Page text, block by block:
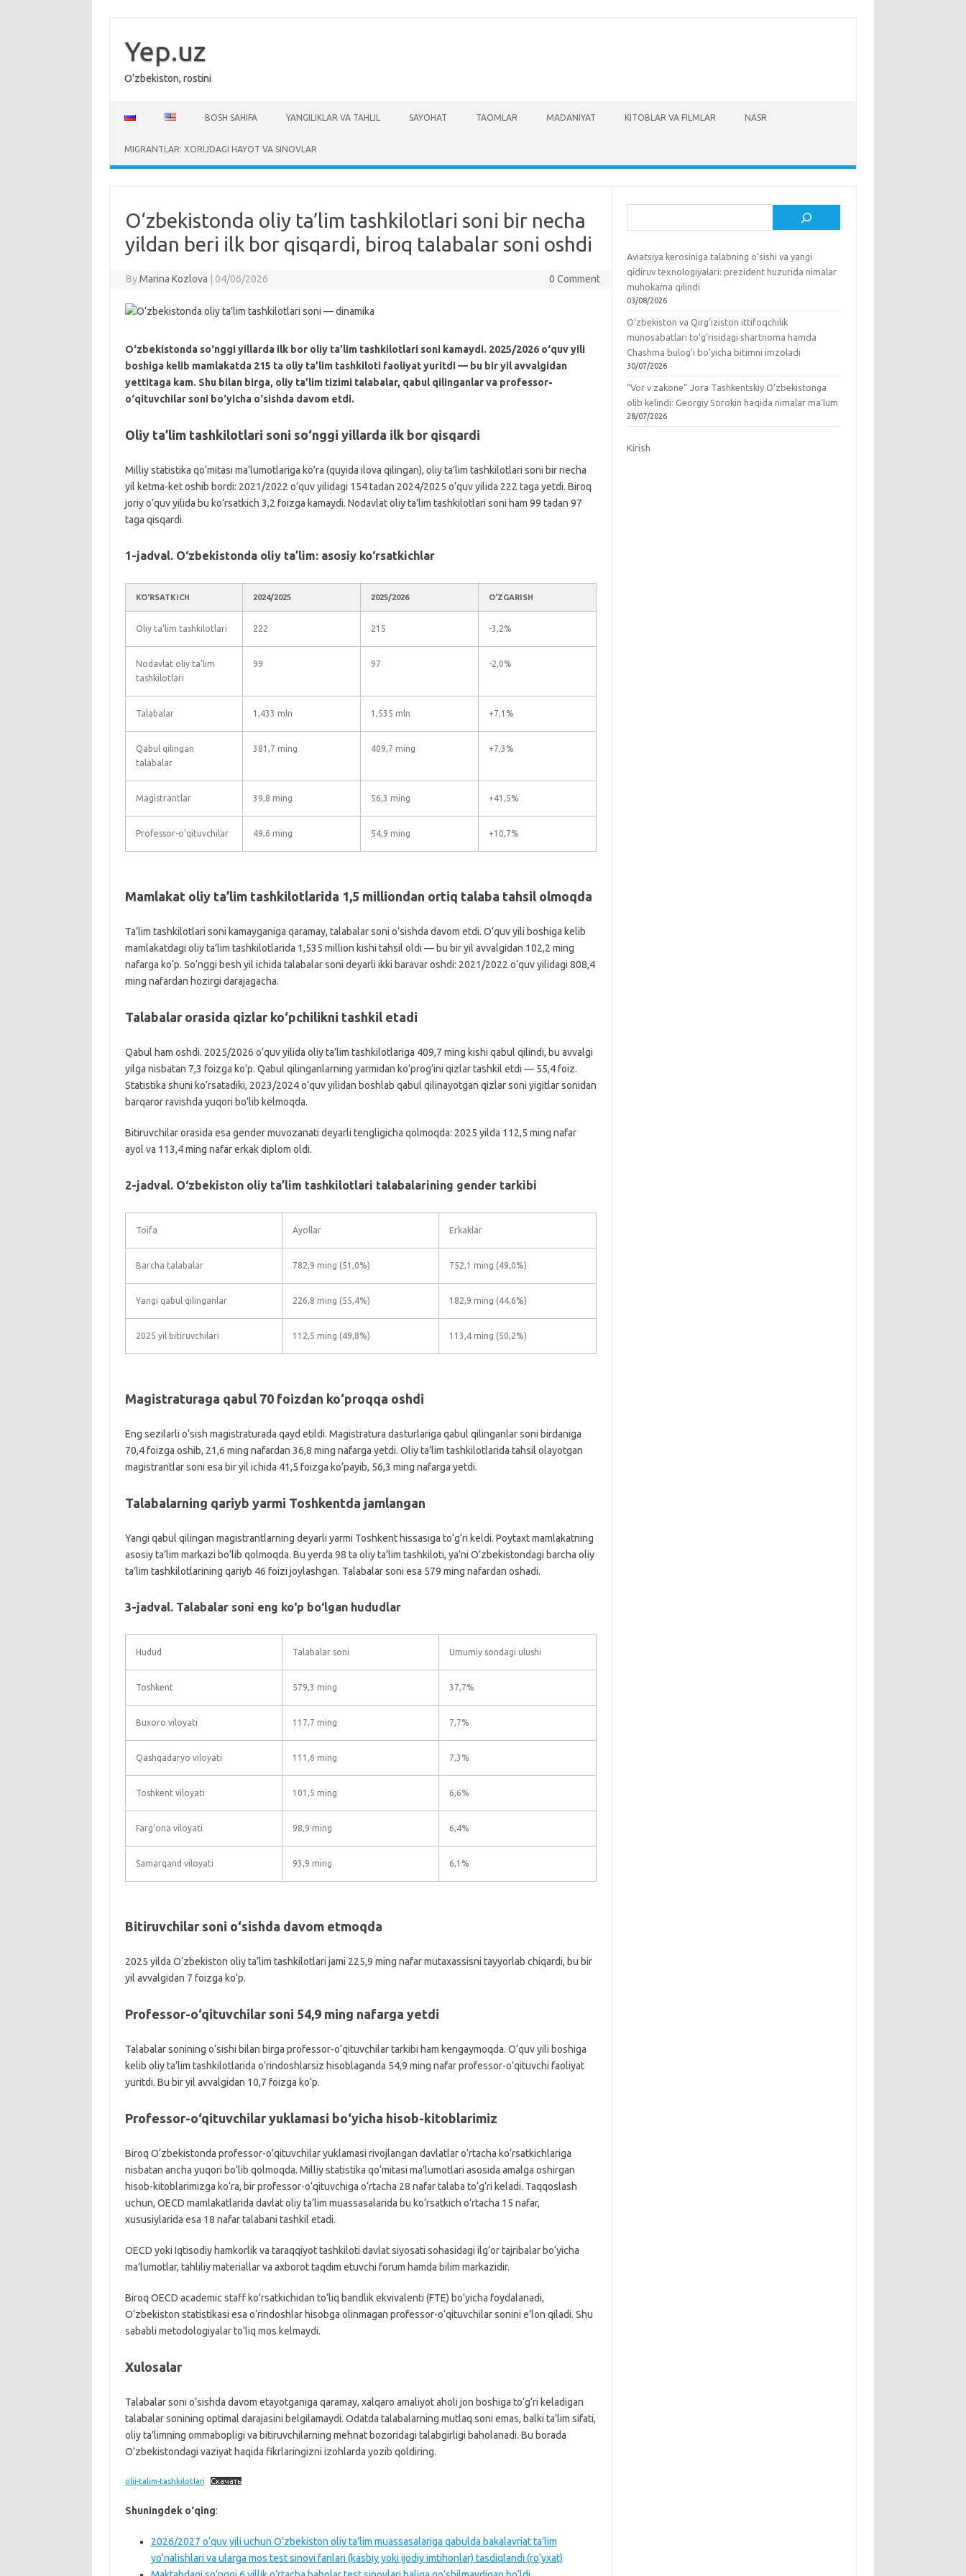
content
Yep.uz
O‘zbekiston, rostini
BOSH SAHIFA YANGILIKLAR VA TAHLIL SAYOHAT TAOMLAR MADANIYAT KITOBLAR VA FILMLAR NASR
MIGRANTLAR: XORIJDAGI HAYOT VA SINOVLAR
O‘zbekistonda oliy ta’lim tashkilotlari soni bir necha
yildan beri ilk bor qisqardi, biroq talabalar soni oshdi
By Marina Kozlova 04/06/2026 0 Comment
O‘zbekistonda so‘nggi yillarda ilk bor oliy ta’lim tashkilotlari soni kamaydi. 2025/2026 o‘quv yili
boshiga kelib mamlakatda 215 ta oliy ta’lim tashkiloti faoliyat yuritdi — bu bir yil avvalgidan
yettitaga kam. Shu bilan birga, oliy ta’lim tizimi talabalar, qabul qilinganlar va professor-
o‘qituvchilar soni bo‘yicha o‘sishda davom etdi.
Oliy ta’lim tashkilotlari soni so‘nggi yillarda ilk bor qisqardi
Milliy statistika qo‘mitasi ma’lumotlariga ko‘ra (quyida ilova qilingan), oliy ta’lim tashkilotlari soni bir necha
yil ketma-ket oshib bordi: 2021/2022 o‘quv yilidagi 154 tadan 2024/2025 o‘quv yilida 222 taga yetdi. Biroq
joriy o‘quv yilida bu ko‘rsatkich 3,2 foizga kamaydi. Nodavlat oliy ta’lim tashkilotlari soni ham 99 tadan 97
taga qisqardi.
1-jadval. O‘zbekistonda oliy ta’lim: asosiy ko‘rsatkichlar
KO‘RSATKICH 2024/2025 2025/2026 O‘ZGARISH
Oliy ta’lim tashkilotlari 222 215 -3,2%
Nodavlat oliy ta’lim
tashkilotlari
99 97 -2,0%
Talabalar 1,433 mln 1,535 mln +7,1%
Qabul qilingan
talabalar
381,7 ming 409,7 ming +7,3%
Magistrantlar 39,8 ming 56,3 ming +41,5%
Professor-o‘qituvchilar 49,6 ming 54,9 ming +10,7%
Mamlakat oliy ta’lim tashkilotlarida 1,5 milliondan ortiq talaba tahsil olmoqda
Ta’lim tashkilotlari soni kamayganiga qaramay, talabalar soni o‘sishda davom etdi. O‘quv yili boshiga kelib
mamlakatdagi oliy ta’lim tashkilotlarida 1,535 million kishi tahsil oldi — bu bir yil avvalgidan 102,2 ming
nafarga ko‘p. So‘nggi besh yil ichida talabalar soni deyarli ikki baravar oshdi: 2021/2022 o‘quv yilidagi 808,4
ming nafardan hozirgi darajagacha.
Talabalar orasida qizlar ko‘pchilikni tashkil etadi
Qabul ham oshdi. 2025/2026 o‘quv yilida oliy ta’lim tashkilotlariga 409,7 ming kishi qabul qilindi, bu avvalgi
yilga nisbatan 7,3 foizga ko‘p. Qabul qilinganlarning yarmidan ko‘prog‘ini qizlar tashkil etdi — 55,4 foiz.
Statistika shuni ko‘rsatadiki, 2023/2024 o‘quv yilidan boshlab qabul qilinayotgan qizlar soni yigitlar sonidan
barqaror ravishda yuqori bo‘lib kelmoqda.
Bitiruvchilar orasida esa gender muvozanati deyarli tengligicha qolmoqda: 2025 yilda 112,5 ming nafar
ayol va 113,4 ming nafar erkak diplom oldi.
2-jadval. O‘zbekiston oliy ta’lim tashkilotlari talabalarining gender tarkibi
Toifa Ayollar Erkaklar
Barcha talabalar 782,9 ming (51,0%) 752,1 ming (49,0%)
Yangi qabul qilinganlar 226,8 ming (55,4%) 182,9 ming (44,6%)
2025 yil bitiruvchilari 112,5 ming (49,8%) 113,4 ming (50,2%)
Magistraturaga qabul 70 foizdan ko‘proqqa oshdi
Eng sezilarli o‘sish magistraturada qayd etildi. Magistratura dasturlariga qabul qilinganlar soni birdaniga
70,4 foizga oshib, 21,6 ming nafardan 36,8 ming nafarga yetdi. Oliy ta’lim tashkilotlarida tahsil olayotgan
magistrantlar soni esa bir yil ichida 41,5 foizga ko‘payib, 56,3 ming nafarga yetdi.
Talabalarning qariyb yarmi Toshkentda jamlangan
Yangi qabul qilingan magistrantlarning deyarli yarmi Toshkent hissasiga to‘g‘ri keldi. Poytaxt mamlakatning
asosiy ta’lim markazi bo‘lib qolmoqda. Bu yerda 98 ta oliy ta’lim tashkiloti, ya’ni O‘zbekistondagi barcha oliy
ta’lim tashkilotlarining qariyb 46 foizi joylashgan. Talabalar soni esa 579 ming nafardan oshadi.
3-jadval. Talabalar soni eng ko‘p bo‘lgan hududlar
Hudud Talabalar soni Umumiy sondagi ulushi
Toshkent 579,3 ming 37,7%
Buxoro viloyati 117,7 ming 7,7%
Qashqadaryo viloyati 111,6 ming 7,3%
Toshkent viloyati 101,5 ming 6,6%
Farg‘ona viloyati 98,9 ming 6,4%
Samarqand viloyati 93,9 ming 6,1%
Bitiruvchilar soni o‘sishda davom etmoqda
2025 yilda O‘zbekiston oliy ta’lim tashkilotlari jami 225,9 ming nafar mutaxassisni tayyorlab chiqardi, bu bir
yil avvalgidan 7 foizga ko‘p.
Professor-o‘qituvchilar soni 54,9 ming nafarga yetdi
Talabalar sonining o‘sishi bilan birga professor-o‘qituvchilar tarkibi ham kengaymoqda. O‘quv yili boshiga
kelib oliy ta’lim tashkilotlarida o‘rindoshlarsiz hisoblaganda 54,9 ming nafar professor-o‘qituvchi faoliyat
yuritdi. Bu bir yil avvalgidan 10,7 foizga ko‘p.
Professor-o‘qituvchilar yuklamasi bo‘yicha hisob-kitoblarimiz
Biroq O‘zbekistonda professor-o‘qituvchilar yuklamasi rivojlangan davlatlar o‘rtacha ko‘rsatkichlariga
nisbatan ancha yuqori bo‘lib qolmoqda. Milliy statistika qo‘mitasi ma’lumotlari asosida amalga oshirgan
hisob-kitoblarimizga ko‘ra, bir professor-o‘qituvchiga o‘rtacha 28 nafar talaba to‘g‘ri keladi. Taqqoslash
uchun, OECD mamlakatlarida davlat oliy ta’lim muassasalarida bu ko‘rsatkich o‘rtacha 15 nafar,
xususiylarida esa 18 nafar talabani tashkil etadi.
OECD yoki Iqtisodiy hamkorlik va taraqqiyot tashkiloti davlat siyosati sohasidagi ilg‘or tajribalar bo‘yicha
ma’lumotlar, tahliliy materiallar va axborot taqdim etuvchi forum hamda bilim markazidir.
Biroq OECD academic staff ko‘rsatkichidan to‘liq bandlik ekvivalenti (FTE) bo‘yicha foydalanadi,
O‘zbekiston statistikasi esa o‘rindoshlar hisobga olinmagan professor-o‘qituvchilar sonini e’lon qiladi. Shu
sababli metodologiyalar to‘liq mos kelmaydi.
Xulosalar
Talabalar soni o‘sishda davom etayotganiga qaramay, xalqaro amaliyot aholi jon boshiga to‘g‘ri keladigan
talabalar sonining optimal darajasini belgilamaydi. Odatda talabalarning mutlaq soni emas, balki ta’lim sifati,
oliy ta’limning ommabopligi va bitiruvchilarning mehnat bozoridagi talabgirligi baholanadi. Bu borada
O‘zbekistondagi vaziyat haqida fikrlaringizni izohlarda yozib qoldiring.
olij-talim-tashkilotlari Скачать
Shuningdek o‘qing:
2026/2027 o‘quv yili uchun O‘zbekiston oliy ta’lim muassasalariga qabulda bakalavriat ta’lim
yo‘nalishlari va ularga mos test sinovi fanlari (kasbiy yoki ijodiy imtihonlar) tasdiqlandi (ro‘yxat)
Aviatsiya kerosiniga talabning o‘sishi va yangi
qidiruv texnologiyalari: prezident huzurida nimalar
muhokama qilindi
03/08/2026
O‘zbekiston va Qirg‘iziston ittifoqchilik
munosabatlari to‘g‘risidagi shartnoma hamda
Chashma bulog‘i bo‘yicha bitimni imzoladi
30/07/2026
“Vor v zakone” Jora Tashkentskiy O‘zbekistonga
olib kelindi: Georgiy Sorokin haqida nimalar ma’lum
28/07/2026
Kirish